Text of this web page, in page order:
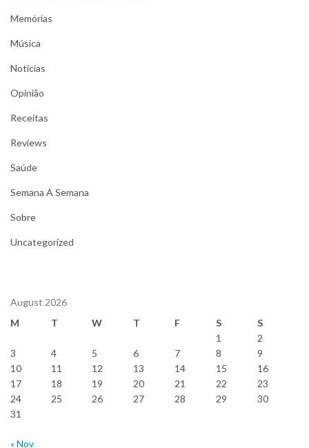
Memórias
Música
Notícias
Opinião
Receitas
Reviews
Saúde
Semana A Semana
Sobre
Uncategorized
August 2026
M
T W T F S
S
1
2
3
4 5 6 7 8
9
10
11 12 13 14 15
16
17
18 19 20 21 22
23
24
25 26 27 28 29
30
31
« Nov